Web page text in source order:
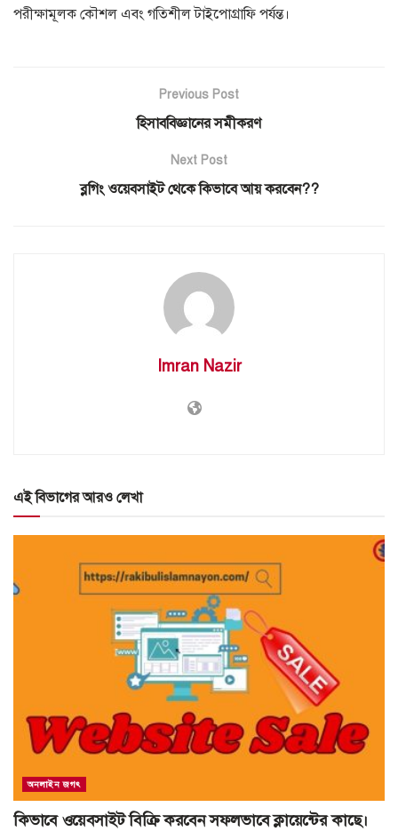
পরীক্ষামূলক কৌশল এবং গতিশীল টাইপোগ্রাফি পর্যন্ত।
Previous Post
হিসাববিজ্ঞানের সমীকরণ
Next Post
ব্লগিং ওয়েবসাইট থেকে কিভাবে আয় করবেন??
Imran Nazir
এই বিভাগের আরও লেখা
অনলাইন জগৎ
কিভাবে ওয়েবসাইট বিক্রি করবেন সফলভাবে ক্লায়েন্টের কাছে।